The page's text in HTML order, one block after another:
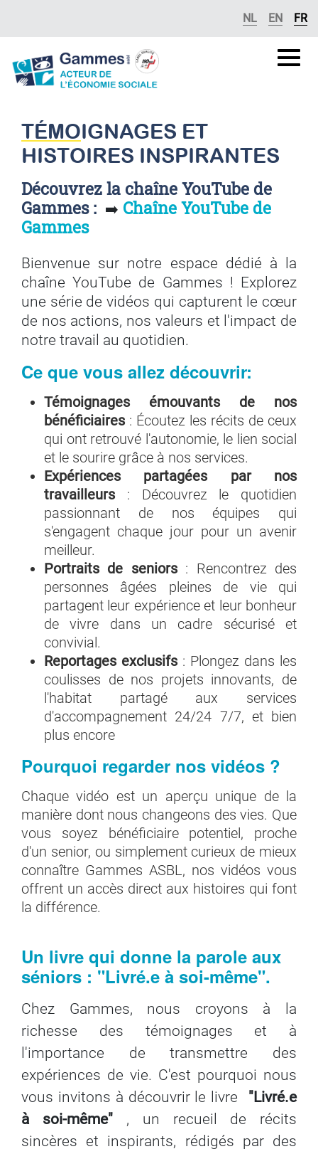
NL EN FR
Gammes
asbl
TÉMOIGNAGES ET
HISTOIRES INSPIRANTES
Découvrez la chaîne YouTube de
Gammes : ➡️ Chaîne YouTube de
Gammes
Bienvenue sur notre espace dédié à la
chaîne YouTube de Gammes ! Explorez
une série de vidéos qui capturent le cœur
de nos actions, nos valeurs et l'impact de
notre travail au quotidien.
Ce que vous allez découvrir:
Témoignages émouvants de nos
bénéficiaires : Écoutez les récits de ceux
qui ont retrouvé l'autonomie, le lien social
et le sourire grâce à nos services.
Expériences partagées par nos
travailleurs : Découvrez le quotidien
passionnant de nos équipes qui
s'engagent chaque jour pour un avenir
meilleur.
Portraits de seniors: Rencontrez des
personnes âgées pleines de vie qui
partagent leur expérience et leur bonheur
de vivre dans un cadre sécurisé et
convivial.
Reportages exclusifs : Plongez dans les
coulisses de nos projets innovants, de
l'habitat partagé aux services
d'accompagnement 24/24 7/7, et bien
plus encore
Pourquoi regarder nos vidéos ?
Chaque vidéo est un aperçu unique de la
manière dont nous changeons des vies. Que
vous soyez bénéficiaire potentiel, proche
d'un senior, ou simplement curieux de mieux
connaître Gammes ASBL, nos vidéos vous
offrent un accès direct aux histoires qui font
la différence.
Un livre qui donne la parole aux
séniors : "Livré.e à soi-même".
Chez Gammes, nous croyons à la
richesse des témoignages et à
l'importance de transmettre des
expériences de vie. C'est pourquoi nous
vous invitons à découvrir le livre
"Livré.e
à soi-même"
, un recueil de récits
sincères et inspirants, rédigés par des